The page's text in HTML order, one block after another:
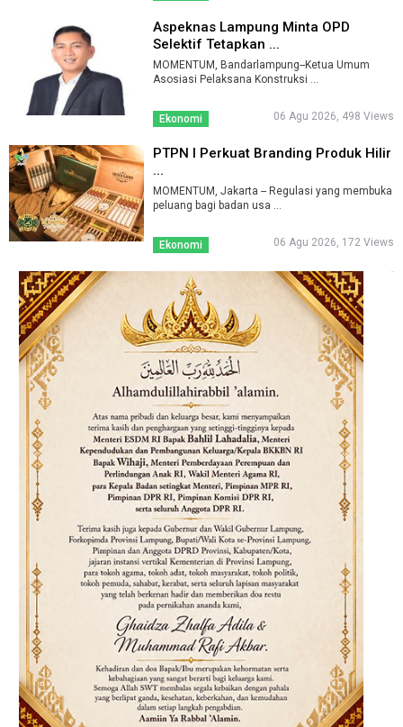
Aspeknas Lampung Minta OPD
Selektif Tetapkan ...
MOMENTUM, Bandarlampung--Ketua Umum
Asosiasi Pelaksana Konstruksi ...
Ekonomi 06 Agu 2026, 498 Views
PTPN I Perkuat Branding Produk Hilir
...
MOMENTUM, Jakarta -- Regulasi yang membuka
peluang bagi badan usa ...
Ekonomi 06 Agu 2026, 172 Views